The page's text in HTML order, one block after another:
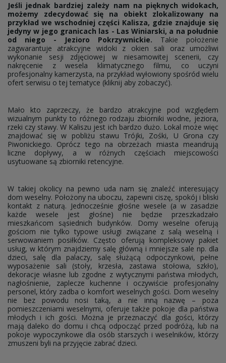
Jeśli jednak bardziej zależy nam na pięknych widokach,
możemy zdecydować się na obiekt zlokalizowany na
przykład we wschodniej części Kalisza, gdzie znajduje się
jedyny w jego granicach las - Las Winiarski, a na południe
od niego - Jezioro Pokrzywnickie. Takie położenie
zagwarantuje atrakcyjne widoki z okien sali oraz umożliwi
wykonanie sesji zdjęciowej w niesamowitej scenerii, czy
nakręcenie z wesela klimatycznego filmu, co uczyni
profesjonalny kamerzysta, na przykład wyłowiony spośród wielu
ofert serwisu o tej tematyce (kliknij aby zobaczyć).
Mało kto zaprzeczy, że bardzo atrakcyjne pod względem
wizualnym punkty to różnego rodzaju zbiorniki wodne, jeziora,
rzeki czy stawy. W Kaliszu jest ich bardzo dużo. Lokal może więc
znajdować się w pobliżu stawu Trójki, Zośki, U Grona czy
Piwonickiego. Oprócz tego na obrzeżach miasta meandrują
liczne dopływy, a w różnych częściach miejscowości
usytuowane są zbiorniki retencyjne.
W takiej okolicy na pewno uda nam się znaleźć interesujący
dom weselny. Położony na uboczu, zapewni ciszę, spokój i bliski
kontakt z naturą. Jednocześnie głośne wesele (a w zasadzie
każde wesele jest głośne) nie będzie przeszkadzało
mieszkańcom sąsiednich budynków. Domy weselne oferują
gościom nie tylko typowe usługi związane z salą weselną i
serwowaniem posiłków. Często oferują kompleksowy pakiet
usług, w którym znajdziemy salę główną i mniejsze sale np. dla
dzieci, salę dla palaczy, salę służącą odpoczynkowi, pełne
wyposażenie sali (stoły, krzesła, zastawa stołowa, szkło),
dekoracje własne lub zgodne z wytycznymi państwa młodych,
nagłośnienie, zaplecze kuchenne i oczywiście profesjonalny
personel, który zadba o komfort weselnych gości. Dom weselny
nie bez powodu nosi taką, a nie inną nazwę – poza
pomieszczeniami weselnymi, oferuje także pokoje dla państwa
młodych i ich gości. Można je przeznaczyć dla gości, którzy
mają daleko do domu i chcą odpocząć przed podróżą, lub na
pokoje wypoczynkowe dla osób starszych i weselników, którzy
zmuszeni byli na przyjęcie zabrać dzieci.